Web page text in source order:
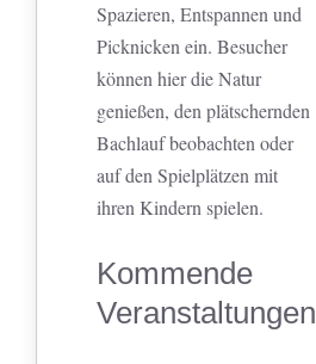
Spazieren, Entspannen und
Picknicken ein. Besucher
können hier die Natur
genießen, den plätschernden
Bachlauf beobachten oder
auf den Spielplätzen mit
ihren Kindern spielen.
Kommende
Veranstaltungen